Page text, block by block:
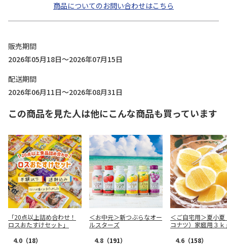
商品についてのお問い合わせはこちら
販売期間
2026年05月18日～2026年07月15日
配送期間
2026年06月11日～2026年08月31日
この商品を見た人は他にこんな商品も買っています
「20点以上詰め合わせ！
ロスおたすけセット」
4.0 （18）
＜お中元＞新つぶらなオー
ルスターズ
4.8 （191）
＜ご自宅用＞夏小夏
コナツ）家庭用３ｋ
4.6 （158）